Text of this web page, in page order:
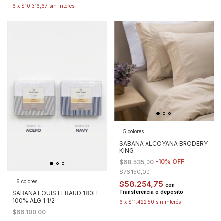
6 x $10.316,67 sin interés
6 colores
SABANA LOUIS FERAUD 180H
100% ALG 1 1/2
$66.100,00
5 colores
SABANA ALCOYANA BRODERY
KING
$68.535,00 -10% OFF
$76.150,00
$58.254,75 con
Transferencia o depósito
6 x $11.422,50 sin interés